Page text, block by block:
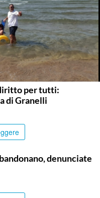
per tutti:
di Granelli
denunciate